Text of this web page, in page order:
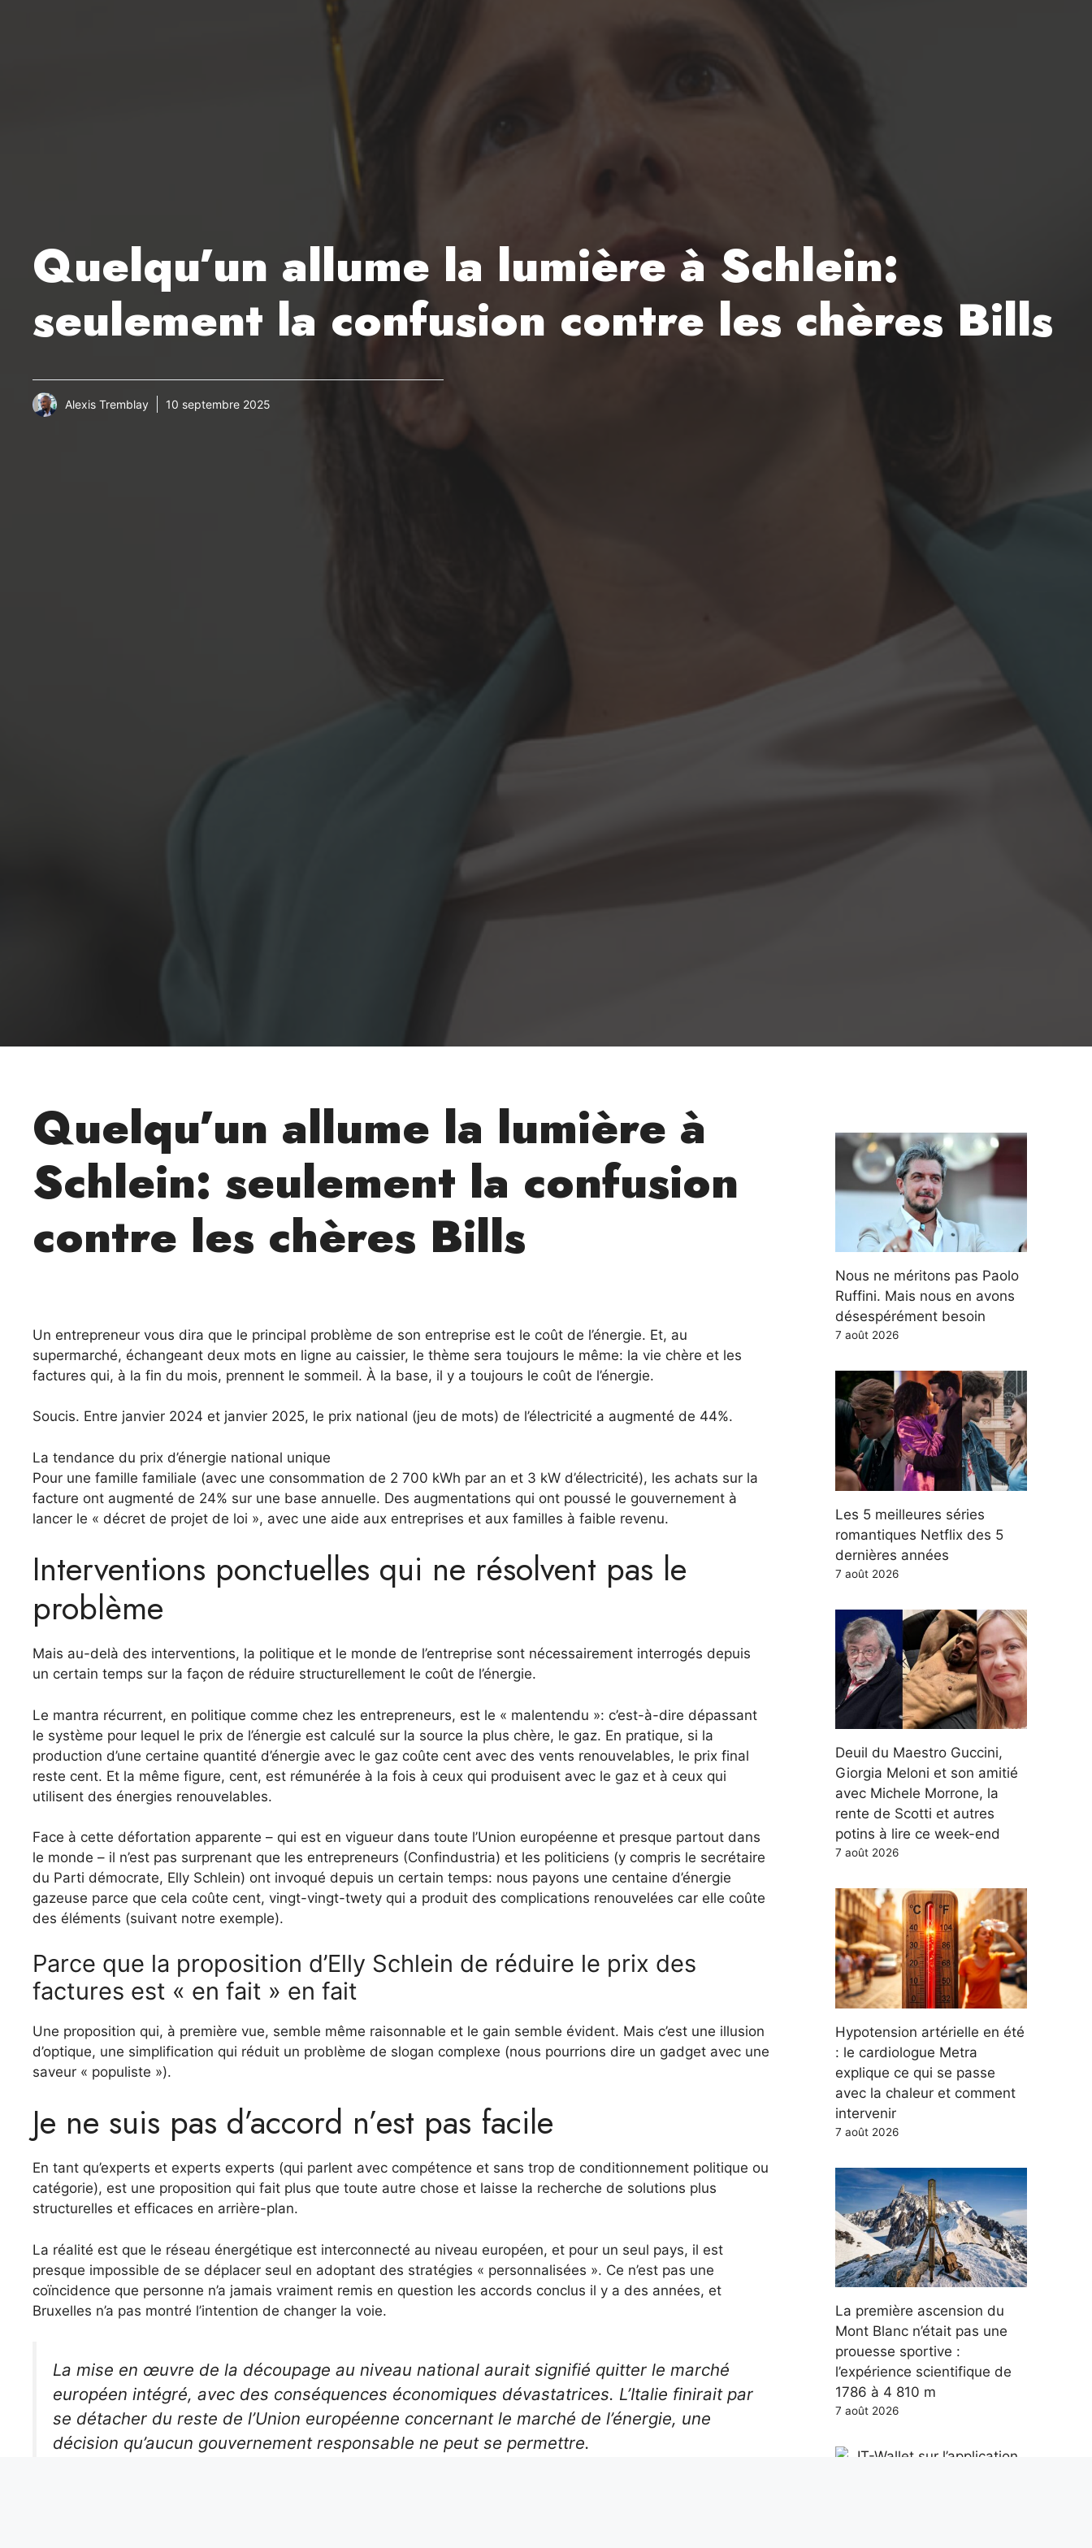
Quelqu’un allume la lumière à Schlein:
seulement la confusion contre les chères Bills
Alexis Tremblay 10 septembre 2025
Quelqu’un allume la lumière à
Schlein: seulement la confusion
contre les chères Bills
Un entrepreneur vous dira que le principal problème de son entreprise est le coût de l’énergie. Et, au
supermarché, échangeant deux mots en ligne au caissier, le thème sera toujours le même: la vie chère et les
factures qui, à la fin du mois, prennent le sommeil. À la base, il y a toujours le coût de l’énergie.
Soucis. Entre janvier 2024 et janvier 2025, le prix national (jeu de mots) de l’électricité a augmenté de 44%.
La tendance du prix d’énergie national unique
Pour une famille familiale (avec une consommation de 2 700 kWh par an et 3 kW d’électricité), les achats sur la
facture ont augmenté de 24% sur une base annuelle. Des augmentations qui ont poussé le gouvernement à
lancer le « décret de projet de loi », avec une aide aux entreprises et aux familles à faible revenu.
Interventions ponctuelles qui ne résolvent pas le
problème
Mais au-delà des interventions, la politique et le monde de l’entreprise sont nécessairement interrogés depuis
un certain temps sur la façon de réduire structurellement le coût de l’énergie.
Le mantra récurrent, en politique comme chez les entrepreneurs, est le « malentendu »: c’est-à-dire dépassant
le système pour lequel le prix de l’énergie est calculé sur la source la plus chère, le gaz. En pratique, si la
production d’une certaine quantité d’énergie avec le gaz coûte cent avec des vents renouvelables, le prix final
reste cent. Et la même figure, cent, est rémunérée à la fois à ceux qui produisent avec le gaz et à ceux qui
utilisent des énergies renouvelables.
Face à cette défortation apparente – qui est en vigueur dans toute l’Union européenne et presque partout dans
le monde – il n’est pas surprenant que les entrepreneurs (Confindustria) et les politiciens (y compris le secrétaire
du Parti démocrate, Elly Schlein) ont invoqué depuis un certain temps: nous payons une centaine d’énergie
gazeuse parce que cela coûte cent, vingt-vingt-twety qui a produit des complications renouvelées car elle coûte
des éléments (suivant notre exemple).
Parce que la proposition d’Elly Schlein de réduire le prix des
factures est « en fait » en fait
Une proposition qui, à première vue, semble même raisonnable et le gain semble évident. Mais c’est une illusion
d’optique, une simplification qui réduit un problème de slogan complexe (nous pourrions dire un gadget avec une
saveur « populiste »).
Je ne suis pas d’accord n’est pas facile
En tant qu’experts et experts experts (qui parlent avec compétence et sans trop de conditionnement politique ou
catégorie), est une proposition qui fait plus que toute autre chose et laisse la recherche de solutions plus
structurelles et efficaces en arrière-plan.
La réalité est que le réseau énergétique est interconnecté au niveau européen, et pour un seul pays, il est
presque impossible de se déplacer seul en adoptant des stratégies « personnalisées ». Ce n’est pas une
coïncidence que personne n’a jamais vraiment remis en question les accords conclus il y a des années, et
Bruxelles n’a pas montré l’intention de changer la voie.
La mise en œuvre de la découpage au niveau national aurait signifié quitter le marché
européen intégré, avec des conséquences économiques dévastatrices. L’Italie finirait par
se détacher du reste de l’Union européenne concernant le marché de l’énergie, une
décision qu’aucun gouvernement responsable ne peut se permettre.
Nous ne méritons pas Paolo
Ruffini. Mais nous en avons
désespérément besoin
7 août 2026
Les 5 meilleures séries
romantiques Netflix des 5
dernières années
7 août 2026
Deuil du Maestro Guccini,
Giorgia Meloni et son amitié
avec Michele Morrone, la
rente de Scotti et autres
potins à lire ce week-end
7 août 2026
Hypotension artérielle en été
: le cardiologue Metra
explique ce qui se passe
avec la chaleur et comment
intervenir
7 août 2026
La première ascension du
Mont Blanc n’était pas une
prouesse sportive :
l’expérience scientifique de
1786 à 4 810 m
7 août 2026